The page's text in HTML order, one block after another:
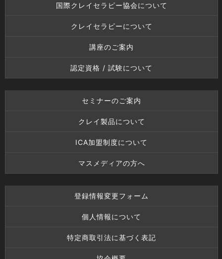
国際クレイセラピー協会について
クレイセラピーについて
講座のご案内
認定資格 / 試験について
セミナーのご案内
クレイ製品について
ICA加盟制度について
マスメディアの方へ
登録情報変更フォーム
個人情報について
特定商取引法に基づく表記